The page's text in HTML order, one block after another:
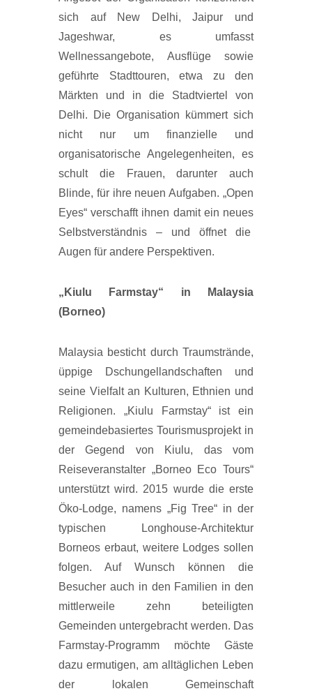
sich auf New Delhi, Jaipur und
Jageshwar, es umfasst
Wellnessangebote, Ausflüge sowie
geführte Stadttouren, etwa zu den
Märkten und in die Stadtviertel von
Delhi. Die Organisation kümmert sich
nicht nur um finanzielle und
organisatorische Angelegenheiten, es
schult die Frauen, darunter auch
Blinde, für ihre neuen Aufgaben. „Open
Eyes“ verschafft ihnen damit ein neues
Selbstverständnis – und öffnet die
Augen für andere Perspektiven.
„Kiulu Farmstay“ in Malaysia
(Borneo)
Malaysia besticht durch Traumstrände,
üppige Dschungellandschaften und
seine Vielfalt an Kulturen, Ethnien und
Religionen. „Kiulu Farmstay“ ist ein
gemeindebasiertes Tourismusprojekt in
der Gegend von Kiulu, das vom
Reiseveranstalter „Borneo Eco Tours“
unterstützt wird. 2015 wurde die erste
Öko-Lodge, namens „Fig Tree“ in der
typischen Longhouse-Architektur
Borneos erbaut, weitere Lodges sollen
folgen. Auf Wunsch können die
Besucher auch in den Familien in den
mittlerweile zehn beteiligten
Gemeinden untergebracht werden. Das
Farmstay-Programm möchte Gäste
dazu ermutigen, am alltäglichen Leben
der lokalen Gemeinschaft